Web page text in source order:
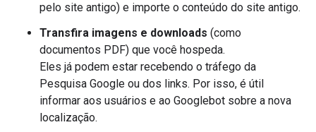
pelo site antigo) e importe o conteúdo do site antigo.
Transfira imagens e downloads (como
documentos PDF) que você hospeda.
Eles já podem estar recebendo o tráfego da
Pesquisa Google ou dos links. Por isso, é útil
informar aos usuários e ao Googlebot sobre a nova
localização.